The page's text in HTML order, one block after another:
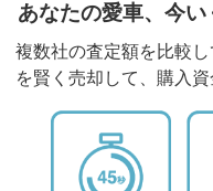
あなたの愛車、今い
複数社の査定額を比較
を賢く売却して、購入